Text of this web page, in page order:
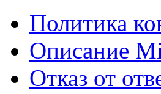
Политика
Описание
Отказ от